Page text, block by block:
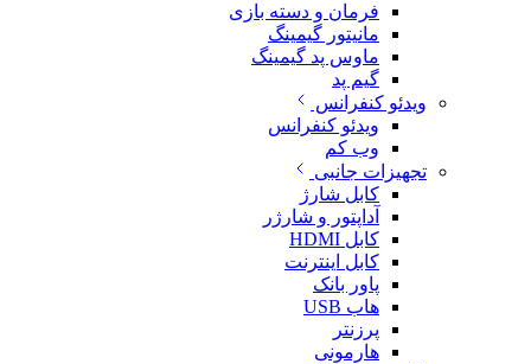
فرمان و دسته بازی
مانیتور گیمینگ
ماوس پد گیمینگ
گیم پد
ویدئو کنفرانس
ویدئو کنفرانس
وب کم
تجهیزات جانبی
کابل شارژ
آداپتور و شارژر
کابل HDMI
کابل اینترنت
پاور بانک
هاب USB
پرزنتر
هارمونی